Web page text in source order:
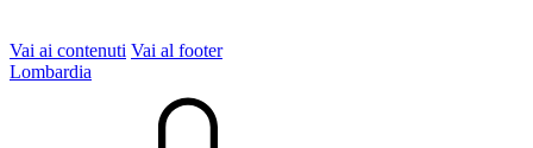
Vai ai contenuti Vai al footer
Lombardia